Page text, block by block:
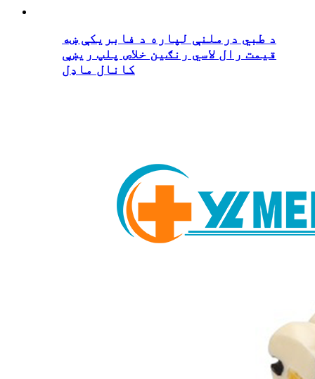
د طبي درملنې لپاره د فابریکې ښه
قیمت رال لاسي رنګین خلاص پلپ ریښې
کانال ماډل